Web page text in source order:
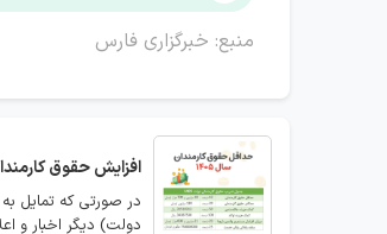
منبع: خبرگزاری فارس
افزایش حقوق
در صورتی که تمایل
دولت) دیگر اخبار و